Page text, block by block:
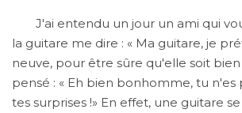
J'ai entendu un jour un ami qui
la guitare me dire : « Ma guitare, je
neuve, pour être sûre qu'elle soit bien
pensé : « Eh bien bonhomme, tu n'es
tes surprises !» En effet, une guitare